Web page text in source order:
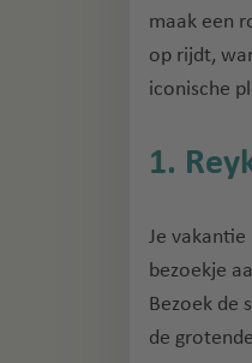
maak een
op rijdt,
iconische
1.
Je
bezoekje
Bezoek de
de